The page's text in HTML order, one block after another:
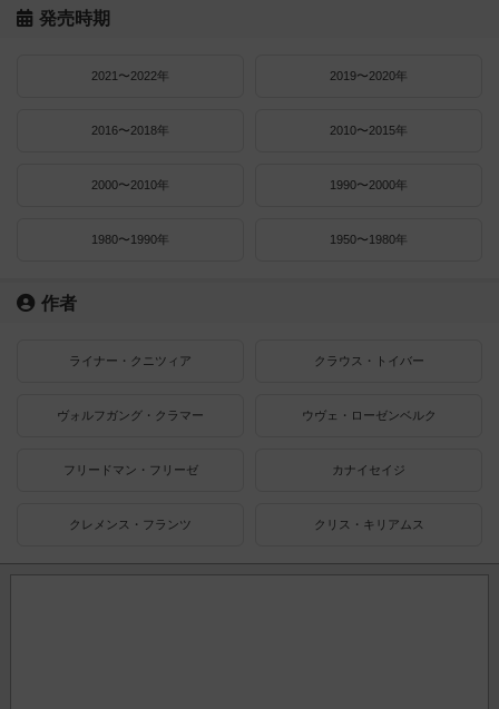
発売時期
2021〜2022年 2019〜2020年
2016〜2018年 2010〜2015年
2000〜2010年 1990〜2000年
1980〜1990年 1950〜1980年
作者
ライナー・クニツィア クラウス・トイバー
ヴォルフガング・クラマー ウヴェ・ローゼンベルク
フリードマン・フリーゼ カナイセイジ
クレメンス・フランツ クリス・キリアムス